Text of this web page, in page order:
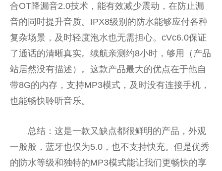
合OT降漏音2.0技术，能有效减少震动，在防止漏
音的同时提升音质。IPX8级别的防水能够应付各种
复杂场景，及时轻度泡水也无需担心。cVc6.0保证
了通话的清晰真实。续航亲测约8小时，够用（产品
站居然没有描述）。这款产品最大的优点在于他自
带8G的内存，支持MP3模式，及时没有连接手机，
也能畅快聆听音乐。
总结：这是一款又缺点都很鲜明的产品，外观
一般般，蓝牙也仅为5.0，也不支持快充。但是优秀
的防水等级和独特的MP3模式能让我们更畅快的享